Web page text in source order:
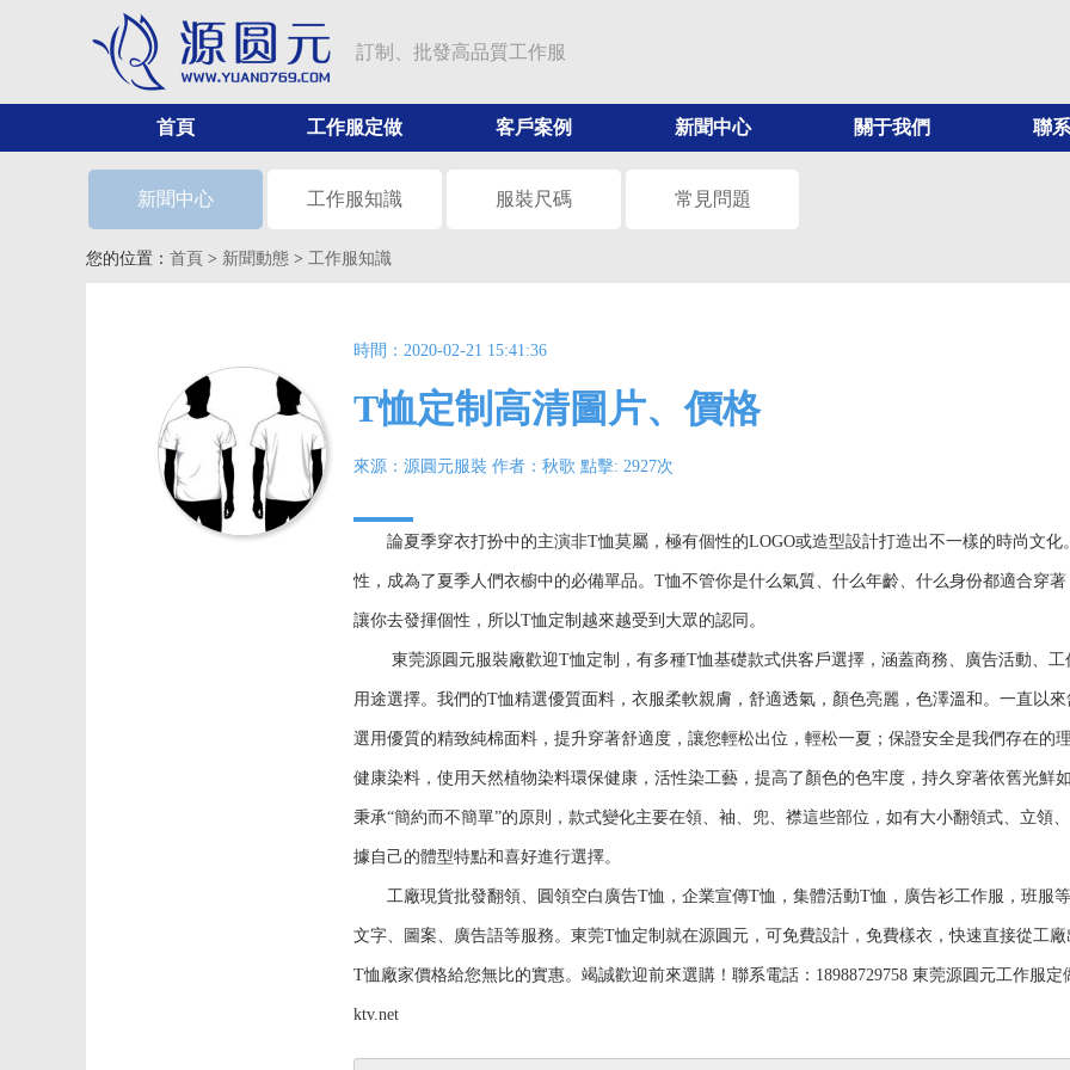
訂制、批發高品質工作服
首頁 工作服定做 客戶案例 新聞中心 關于我們 聯
新聞中心 工作服知識 服裝尺碼 常見問題
您的位置： 首頁 > 新聞動態 > 工作服知識
時間：2020-02-21 15:41:36
T恤定制高清圖片、價格
來源：源圓元服裝 作者：秋歌 點擊: 2927次
論夏季穿衣打扮中的主演非T恤莫屬，極有個性的LOGO或造型設計打造出不一樣的時尚文化
性，成為了夏季人們衣櫥中的必備單品。T恤不管你是什么氣質、什么年齡、什么身份都適合穿
讓你去發揮個性，所以T恤定制越來越受到大眾的認同。
東莞源圓元服裝廠歡迎T恤定制，有多種T恤基礎款式供客戶選擇，涵蓋商務、廣告活動、工
用途選擇。我們的T恤精選優質面料，衣服柔軟親膚，舒適透氣，顏色亮麗，色澤溫和。一直以
選用優質的精致純棉面料，提升穿著舒適度，讓您輕松出位，輕松一夏；保證安全是我們存在的
健康染料，使用天然植物染料環保健康，活性染工藝，提高了顏色的色牢度，持久穿著依舊光鮮
秉承“簡約而不簡單”的原則，款式變化主要在領、袖、兜、襟這些部位，如有大小翻領式、立領
據自己的體型特點和喜好進行選擇。
工廠現貨批發翻領、圓領空白廣告T恤，企業宣傳T恤，集體活動T恤，廣告衫工作服，班服
文字、圖案、廣告語等服務。東莞T恤定制就在源圓元，可免費設計，免費樣衣，快速直接從工
T恤廠家價格給您無比的實惠。竭誠歡迎前來選購！聯系電話：18988729758 東莞源圓元工作服定
ktv.net